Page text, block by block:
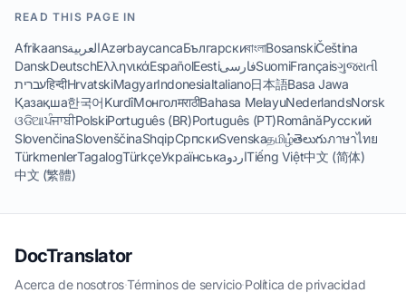
READ THIS PAGE IN
AfrikaansالعربيةAzərbaycancaБългарскиবাংলাBosanskiČeština
DanskDeutschΕλληνικάEspañolEestiفارسیSuomiFrançaisગુજરાતી
עבריתहिन्दीHrvatskiMagyarIndonesiaItaliano日本語Basa Jawa
Қазақша한국어KurdîМонголमराठीBahasa MelayuNederlandsNorsk
ଓଡିଆਪੰਜਾਬੀPolskiPortuguês (BR)Português (PT)RomânăРусский
SlovenčinaSlovenščinaShqipСрпскиSvenskaதமிழ்తెలుగుภาษาไทย
TürkmenlerTagalogTürkçeУкраїнськаاردوTiếng Việt中文 (简体)
中文 (繁體)
DocTranslator
Acerca de nosotros·Términos de servicio·Política de privacidad